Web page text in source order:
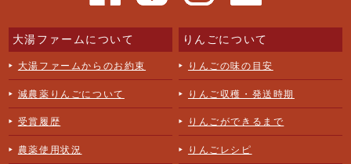
大湯ファームについて
大湯ファームからのお約束
減農薬りんごについて
受賞履歴
農薬使用状況
りんごについて
りんごの味の目安
りんご収穫・発送時期
りんごができるまで
りんごレシピ